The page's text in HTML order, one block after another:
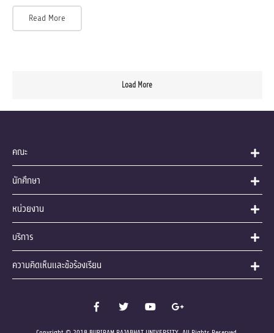
Read More
Load More
คณะ
นักศึกษา
หน่วยงาน
บริการ
ความคิดเห็นและข้อร้องเรียน